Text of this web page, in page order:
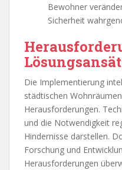
Bewohner
Sicherheit
Die Implementierung
städtischen
Herausforderungen.
und die Notwendigkeit
Hindernisse darstellen.
Forschung und
Herausforderungen